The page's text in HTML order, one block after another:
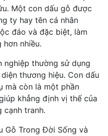
Một con dấu gỗ được
ty hay tên cá nhân
đáo và đặc biệt, làm
nhiều.
nghiệp thường sử dụng
thương hiệu. Con dấu
mà còn là một phần
khẳng định vị thế của
tranh.
Gỗ Trong Đời Sống và